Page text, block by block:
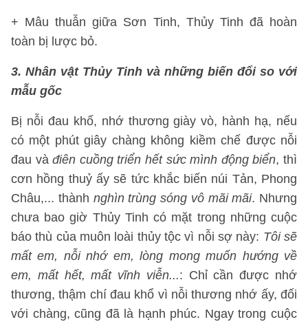
+ Mâu thuẫn giữa Sơn Tinh, Thủy Tinh đã hoàn
toàn bị lược bỏ.
3. Nhân vật Thủy Tinh và những biến đổi so với
mẫu gốc
Bị nỗi đau khố, nhớ thương giày vò, hành hạ, nếu
có một phút giây chàng không kiềm chế được nỗi
đau vàđiên cuồng triển hết sức mình động biển, thì
cơn hồng thuỷ ấy sẽ tức khắc biến núi Tản, Phong
Châu,... thành nghìn trùng sóng vô mãi mãi. Nhưng
chưa bao giờ Thủy Tinh có mặt trong những cuộc
báo thù của muôn loài thủy tộc vì nỗi sợ này: Tôi sẽ
mất em, nỗi nhớ em, lòng mong muốn hướng về
em, mất hết, mất vĩnh viễn...: Chỉ cần được nhớ
thương, thậm chí đau khổ vì nỗi thương nhớ ấy, đối
với chàng, cũng đã là hạnh phúc. Ngay trong cuộc